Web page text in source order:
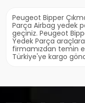
Peugeot Bipper
Parça Airbag yedek
geçiniz. Peugeot
Yedek Parça
firmamızdan temin
Türkiye'ye kargo